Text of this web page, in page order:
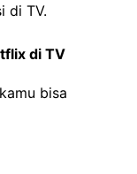
di TV.
di TV
bisa